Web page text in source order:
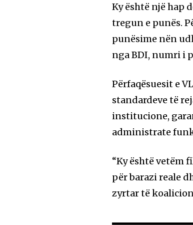
Ky është një hap
tregun e punës.
punësime nën
nga BDI, numri i
Përfaqësuesit e
standardeve të
institucione,
administrate
“Ky është vetëm
për barazi reale
zyrtar të